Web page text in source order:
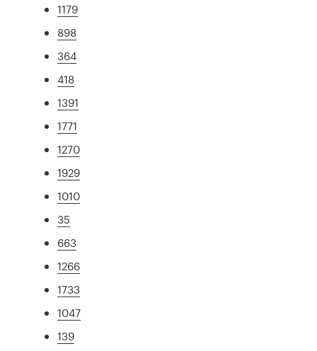
1179
898
364
418
1391
1771
1270
1929
1010
35
663
1266
1733
1047
139